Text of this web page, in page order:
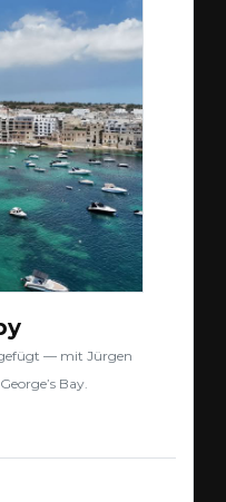
— mit Jürgen
Bay.